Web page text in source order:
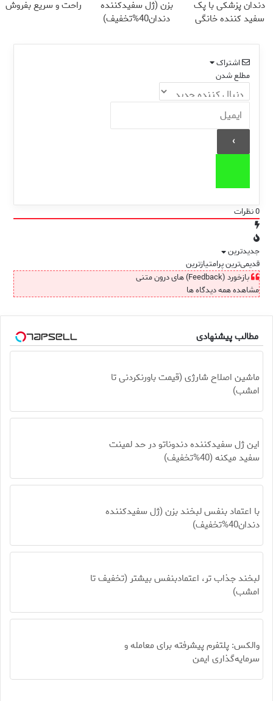
دندان پزشکی با پک
سفید کننده خانگی
بزن (ژل سفیدکننده
دندان40%تخفیف)
راحت و سریع بفروش
اشتراک
مطلع شدن
0نظرات
جدیدترین
قدیمی‌ترینپرامتیازترین
بازخورد (Feedback) های درون متنی
مشاهده همه دیدگاه ها
مطالب پیشنهادی
ماشین اصلاح شارژی (قیمت باورنکردنی تا
امشب)
این ژل سفیدکننده دندوناتو در حد لمینت
سفید میکنه (40%تخفیف)
با اعتماد بنفس لبخند بزن (ژل سفیدکننده
دندان40%تخفیف)
لبخند جذاب تر، اعتمادبنفس بیشتر (تخفیف تا
امشب)
والکس: پلتفرم پیشرفته برای معامله و
سرمایه‌گذاری ایمن